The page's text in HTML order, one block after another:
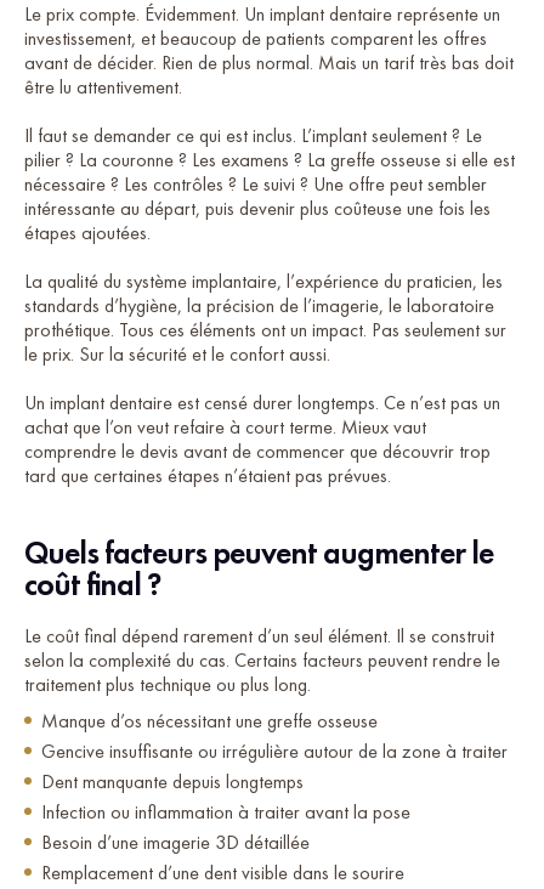
Le prix compte. Évidemment. Un implant dentaire représente un
investissement, et beaucoup de patients comparent les offres
avant de décider. Rien de plus normal. Mais un tarif très bas doit
être lu attentivement.
Il faut se demander ce qui est inclus. L’implant seulement ? Le
pilier ? La couronne ? Les examens ? La greffe osseuse si elle est
nécessaire ? Les contrôles ? Le suivi ? Une offre peut sembler
intéressante au départ, puis devenir plus coûteuse une fois les
étapes ajoutées.
La qualité du système implantaire, l’expérience du praticien, les
standards d’hygiène, la précision de l’imagerie, le laboratoire
prothétique. Tous ces éléments ont un impact. Pas seulement sur
le prix. Sur la sécurité et le confort aussi.
Un implant dentaire est censé durer longtemps. Ce n’est pas un
achat que l’on veut refaire à court terme. Mieux vaut
comprendre le devis avant de commencer que découvrir trop
tard que certaines étapes n’étaient pas prévues.
Quels facteurs peuvent augmenter le
coût final ?
Le coût final dépend rarement d’un seul élément. Il se construit
selon la complexité du cas. Certains facteurs peuvent rendre le
traitement plus technique ou plus long.
Manque d’os nécessitant une greffe osseuse
Gencive insuffisante ou irrégulière autour de la zone à traiter
Dent manquante depuis longtemps
Infection ou inflammation à traiter avant la pose
Besoin d’une imagerie 3D détaillée
Remplacement d’une dent visible dans le sourire